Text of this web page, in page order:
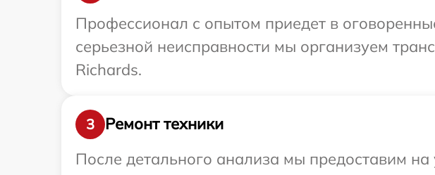
Профессионал с опытом приедет в
серьезной неисправности мы организуем
Richards.
3
Ремонт техники
После детального анализа мы предоставим